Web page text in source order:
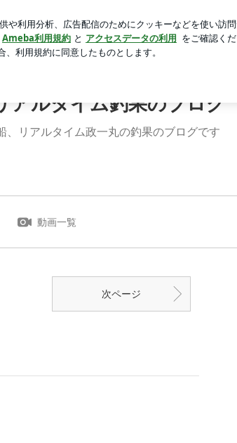
アルタイム釣果のブログ
、リアルタイム政一丸の釣果のブログです
動画一覧
次ページ